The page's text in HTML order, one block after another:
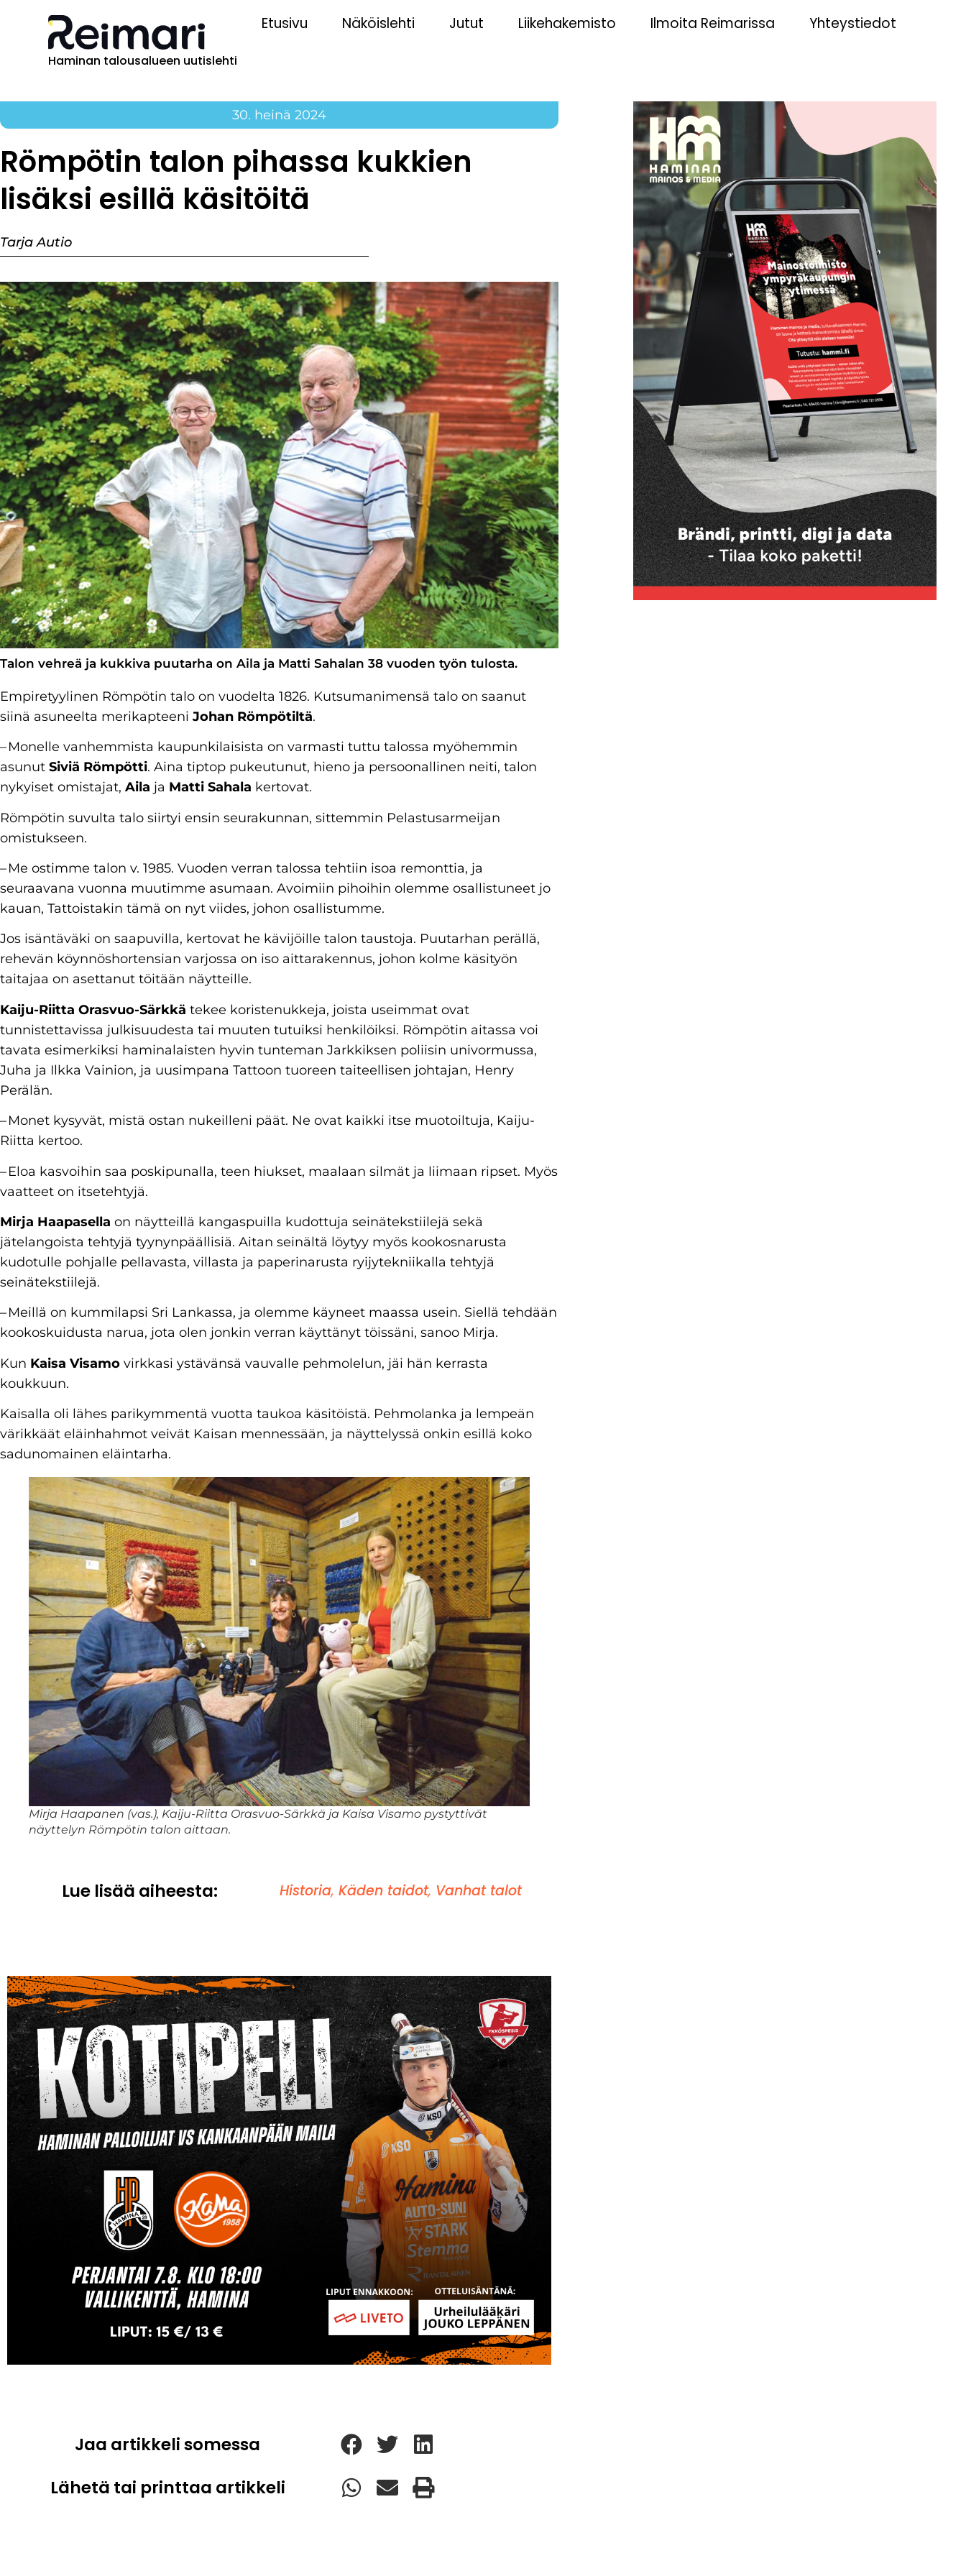
Haminan talousalueen uutislehti
Etusivu Näköislehti Jutut Liikehakemisto Ilmoita Reimarissa Yhteystiedot
30. heinä 2024
Römpötin talon pihassa kukkien
lisäksi esillä käsitöitä
Tarja Autio
Talon vehreä ja kukkiva puutarha on Aila ja Matti Sahalan 38 vuoden työn tulosta.
Empiretyylinen Römpötin talo on vuodelta 1826. Kutsumanimensä talo on saanut
siinä asuneelta merikapteeniJohan Römpötiltä.
– Monelle vanhemmista kaupunkilaisista on varmasti tuttu talossa myöhemmin
asunut Siviä Römpötti. Aina tiptop pukeutunut, hieno ja persoonallinen neiti, talon
nykyiset omistajat, Aila ja Matti Sahala kertovat.
Römpötin suvulta talo siirtyi ensin seurakunnan, sittemmin Pelastusarmeijan
omistukseen.
– Me ostimme talon v. 1985. Vuoden verran talossa tehtiin isoa remonttia, ja
seuraavana vuonna muutimme asumaan. Avoimiin pihoihin olemme osallistuneet jo
kauan, Tattoistakin tämä on nyt viides, johon osallistumme.
Jos isäntäväki on saapuvilla, kertovat he kävijöille talon taustoja. Puutarhan perällä,
rehevän köynnöshortensian varjossa on iso aittarakennus, johon kolme käsityön
taitajaa on asettanut töitään näytteille.
Kaiju-Riitta Orasvuo-Särkkä tekee koristenukkeja, joista useimmat ovat
tunnistettavissa julkisuudesta tai muuten tutuiksi henkilöiksi. Römpötin aitassa voi
tavata esimerkiksi haminalaisten hyvin tunteman Jarkkiksen poliisin univormussa,
Juha ja Ilkka Vainion, ja uusimpana Tattoon tuoreen taiteellisen johtajan, Henry
Perälän.
– Monet kysyvät, mistä ostan nukeilleni päät. Ne ovat kaikki itse muotoiltuja, Kaiju-
Riitta kertoo.
– Eloa kasvoihin saa poskipunalla, teen hiukset, maalaan silmät ja liimaan ripset. Myös
vaatteet on itsetehtyjä.
Mirja Haapasella on näytteillä kangaspuilla kudottuja seinätekstiilejä sekä
jätelangoista tehtyjä tyynynpäällisiä. Aitan seinältä löytyy myös kookosnarusta
kudotulle pohjalle pellavasta, villasta ja paperinarusta ryijytekniikalla tehtyjä
seinätekstiilejä.
– Meillä on kummilapsi Sri Lankassa, ja olemme käyneet maassa usein. Siellä tehdään
kookoskuidusta narua, jota olen jonkin verran käyttänyt töissäni, sanoo Mirja.
Kun Kaisa Visamo virkkasi ystävänsä vauvalle pehmolelun, jäi hän kerrasta
koukkuun.
Kaisalla oli lähes parikymmentä vuotta taukoa käsitöistä. Pehmolanka ja lempeän
värikkäät eläinhahmot veivät Kaisan mennessään, ja näyttelyssä onkin esillä koko
sadunomainen eläintarha.
Mirja Haapanen (vas.), Kaiju-Riitta Orasvuo-Särkkä ja Kaisa Visamo pystyttivät
näyttelyn Römpötin talon aittaan.
Lue lisää aiheesta: Historia, Käden taidot, Vanhat talot
Jaa artikkeli somessa
Lähetä tai printtaa artikkeli